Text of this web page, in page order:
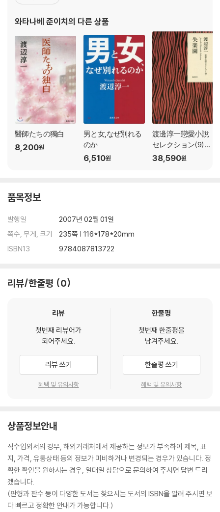
시각에서 인간의 심리를 예리하게 파헤치고 탐미주의적인 미학이 돋
으로 늘 문단의 최전선에서 활약하고 있다.
와타나베 준이치 의 다른 상품
醫師たちの獨白
8,200원
男と女,なぜ別れる
のか
6,510원
渡邊淳一戀愛小說
セレクション(9)失
樂園
38,590원
품목정보
발행일
2007년 02월 01일
쪽수, 무게, 크기
235쪽 | 116*178*20mm
ISBN13
9784087813722
리뷰/한줄평 0
리뷰
첫번째 리뷰어가
되어주세요.
리뷰 쓰기
혜택 및 유의사항
한줄평
첫번째 한줄평을
남겨주세요.
한줄평 쓰기
혜택 및 유의사항
상품정보안내
직수입외서의 경우, 해외거래처에서 제공하는 정보가 부족하여 제목, 표
지, 가격, 유통상태 등의 정보가 미비하거나 변경되는 경우가 있습니다. 정
확한 확인을 원하시는 경우, 일대일 상담으로 문의하여 주시면 답변 드리
겠습니다.
(판형과 판수 등이 다양한 도서는 찾으시는 도서의 ISBN을 알려 주시면 보
다 빠르고 정확한 안내가 가능합니다.)